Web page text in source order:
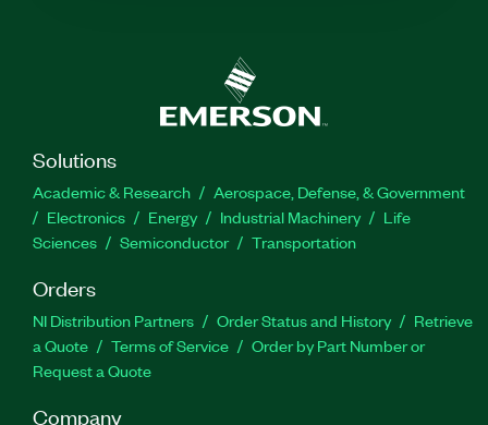
Solutions
Academic & Research
Aerospace, Defense, & Government
Electronics
Energy Industrial Machinery
Life
Sciences
Semiconductor Transportation
Orders
NI Distribution Partners Order Status and History
Retrieve
a Quote
Terms of Service
Order by Part Number or
Request a Quote
Company